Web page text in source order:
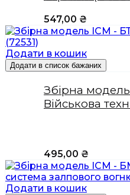
547,00 ₴
Додати в кошик
Додати в список бажаних
Збірна модель
Військова
495,00 ₴
Додати в кошик